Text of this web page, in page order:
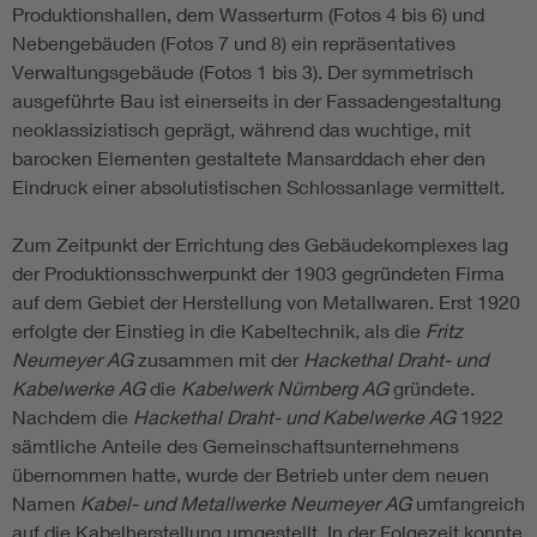
Produktionshallen, dem Wasserturm (Fotos 4 bis 6) und
Nebengebäuden (Fotos 7 und 8) ein repräsentatives
Verwaltungsgebäude (Fotos 1 bis 3). Der symmetrisch
ausgeführte Bau ist einerseits in der Fassadengestaltung
neoklassizistisch geprägt, während das wuchtige, mit
barocken Elementen gestaltete Mansarddach eher den
Eindruck einer absolutistischen Schlossanlage vermittelt.
Zum Zeitpunkt der Errichtung des Gebäudekomplexes lag
der Produktionsschwerpunkt der 1903 gegründeten Firma
auf dem Gebiet der Herstellung von Metallwaren. Erst 1920
erfolgte der Einstieg in die Kabeltechnik, als die Fritz
Neumeyer AGzusammen mit der Hackethal Draht- und
Kabelwerke AGdie Kabelwerk Nürnberg AGgründete.
Nachdem die Hackethal Draht- und Kabelwerke AG1922
sämtliche Anteile des Gemeinschaftsunternehmens
übernommen hatte, wurde der Betrieb unter dem neuen
Namen Kabel- und Metallwerke Neumeyer AGumfangreich
auf die Kabelherstellung umgestellt. In der Folgezeit konnte